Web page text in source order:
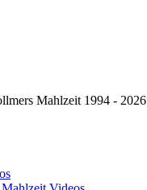
Mahlzeit 1994 - 2026